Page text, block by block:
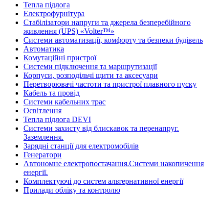
Тепла підлога
Електрофурнітура
Cтабілізатори напруги та джерела безперебійного
живлення (UPS) «Volter™»
Системи автоматизації, комфорту та безпеки будівель
Автоматика
Комутаційні пристрої
Системи підключення та маршрутизації
Корпуси, розподільчі щити та аксесуари
Перетворювачі частоти та пристрої плавного пуску
Кабель та провід
Системи кабельних трас
Освітлення
Тепла підлога DEVI
Системи захисту від блискавок та перенапруг.
Заземлення.
Зарядні станції для електромобілів
Генератори
Автономне електропостачання.Системи накопичення
енергії.
Комплектуючі до систем альтернативної енергії
Прилади обліку та контролю